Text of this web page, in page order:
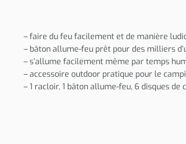
– faire du feu facilement et de manière
– bâton allume-feu prêt pour des milliers
– s’allume facilement même par temps
– accessoire outdoor pratique pour le
– 1 racloir, 1 bâton allume-feu, 6 disques de